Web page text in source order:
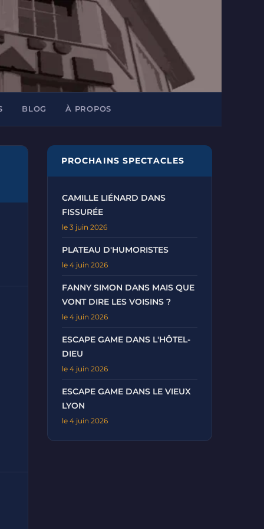
BLOG À PROPOS
PROCHAINS SPECTACLES
CAMILLE LIÉNARD DANS
FISSURÉE
le 3 juin 2026
PLATEAU D'HUMORISTES
le 4 juin 2026
FANNY SIMON DANS MAIS QUE
VONT DIRE LES VOISINS ?
le 4 juin 2026
ESCAPE GAME DANS L'HÔTEL-
DIEU
le 4 juin 2026
ESCAPE GAME DANS LE VIEUX
LYON
le 4 juin 2026